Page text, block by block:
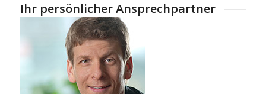
Ihr persönlicher Ansprechpartner